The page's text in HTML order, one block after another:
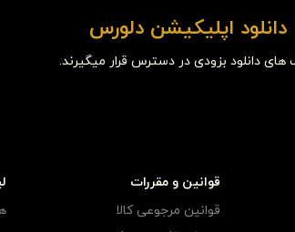
دانلود اپلیکیشن دلورس
های دانلود بزودی در دسترس قرار میگیرند.
قوانین و مقررات
قوانین مرجوعی کالا